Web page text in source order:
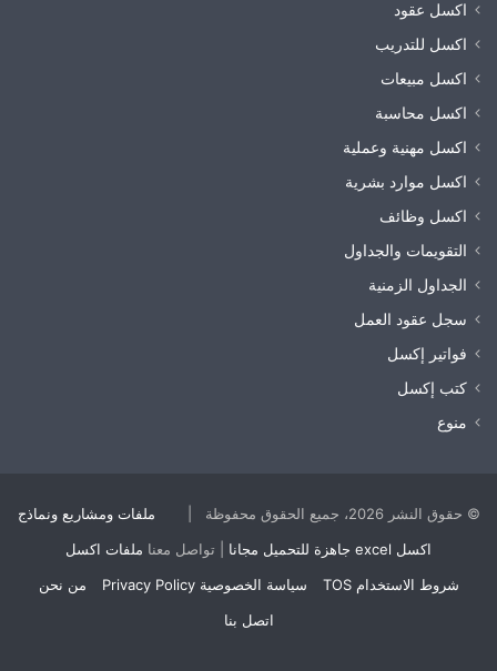
اكسل عقود
اكسل للتدريب
اكسل مبيعات
اكسل محاسبة
اكسل مهنية وعملية
اكسل موارد بشرية
اكسل وظائف
التقويمات والجداول
الجداول الزمنية
سجل عقود العمل
فواتير إكسل
كتب إكسل
منوع
© حقوق النشر 2026، جميع الحقوق محفوظة |
ملفات ومشاريع ونماذج
اكسل excel جاهزة للتحميل مجانا
| تواصل معنا ملفات اكسل
شروط الاستخدام TOS
سياسة الخصوصية Privacy Policy
من نحن
اتصل بنا